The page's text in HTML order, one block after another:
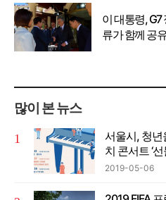
이 대통령, G7
류가 함께 공
많이 본 뉴스
서울시, 청년
치 콘서트 ‘선
2019-05-06